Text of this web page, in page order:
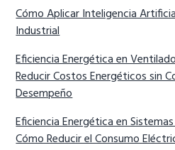
Cómo Aplicar Inteligencia
Industrial
Eficiencia Energética en
Reducir Costos Energéticos sin
Desempeño
Eficiencia Energética en
Cómo Reducir el Consumo